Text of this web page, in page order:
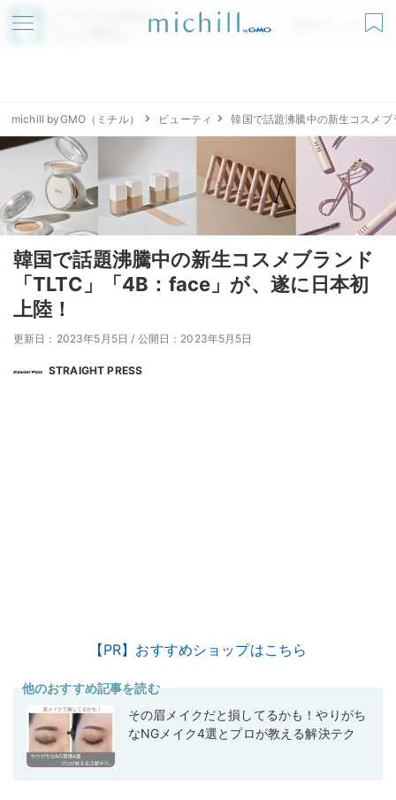
アプリでmichillが
無料ダウンロード
michill byGMO（ミチル） ビューティ 韓国で話題沸騰中の新生コスメ
韓国で話題沸騰中の新生コスメブランド
「TLTC」「4B：face」が、遂に日本初
上陸！
更新日：2023年5月5日 / 公開日：2023年5月5日
STRAIGHT PRESS
【PR】おすすめショップはこちら
他のおすすめ記事を読む
その眉メイクだと損してるかも！やりがち
なNGメイク4選とプロが教える解決テク